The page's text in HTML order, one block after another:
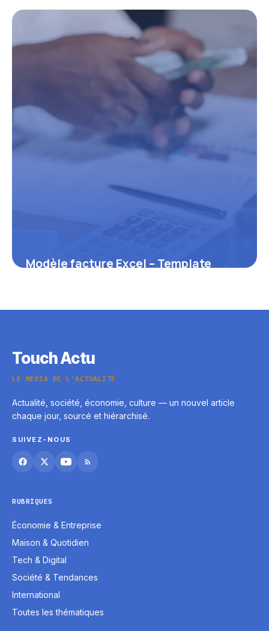
et innovations autour de SAR Métaux
Modèle facture Excel – Template
Touch Actu
LE MÉDIA DE L'ACTUALITÉ
Actualité, société, économie, culture — un nouvel article
chaque jour, sourcé et hiérarchisé.
SUIVEZ-NOUS
RUBRIQUES
Économie & Entreprise
Maison & Quotidien
Tech & Digital
Société & Tendances
International
Toutes les thématiques